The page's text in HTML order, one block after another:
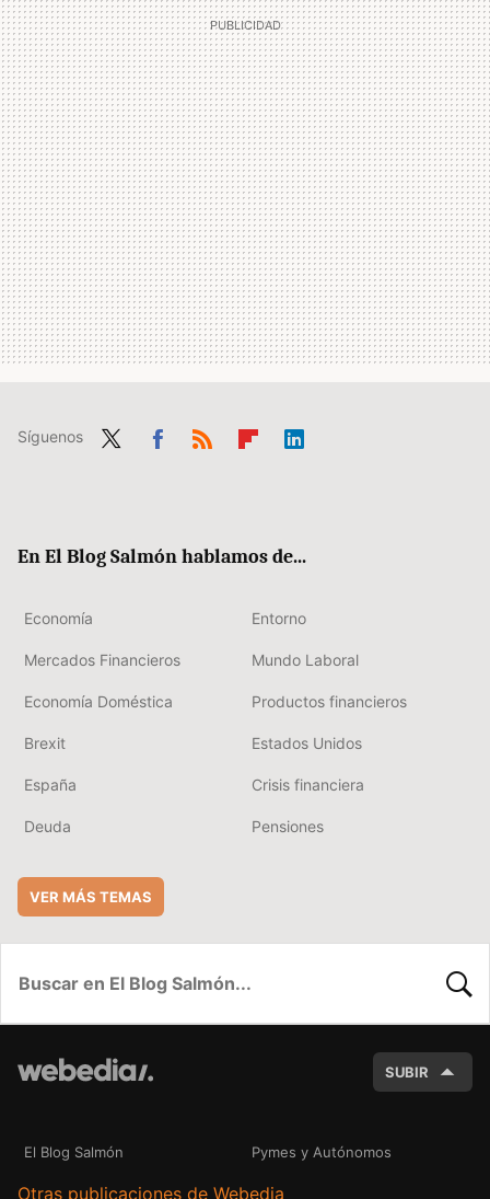
Síguenos
En El Blog Salmón hablamos de...
Economía Entorno
Mercados Financieros Mundo Laboral
Economía Doméstica Productos financieros
Brexit Estados Unidos
España Crisis financiera
Deuda Pensiones
VER MÁS TEMAS
SUBIR
El Blog Salmón Pymes y Autónomos
Otras publicaciones de Webedia